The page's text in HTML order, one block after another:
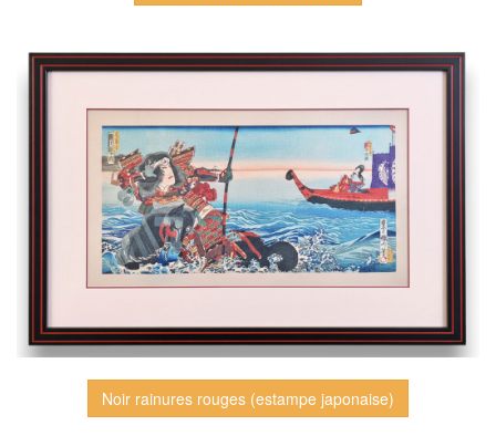
Noir rainures rouges (estampe japonaise)